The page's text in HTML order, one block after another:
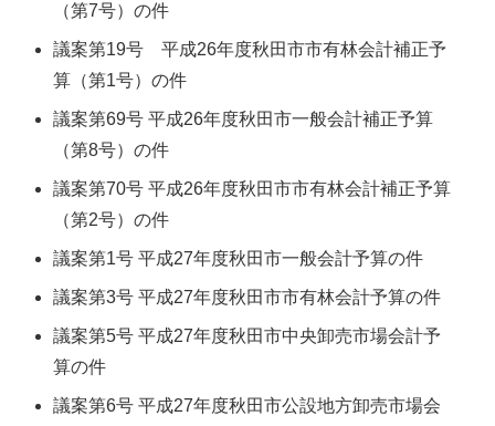
（第7号）の件
議案第19号 平成26年度秋田市市有林会計補正予
算（第1号）の件
議案第69号 平成26年度秋田市一般会計補正予算
（第8号）の件
議案第70号 平成26年度秋田市市有林会計補正予算
（第2号）の件
議案第1号 平成27年度秋田市一般会計予算の件
議案第3号 平成27年度秋田市市有林会計予算の件
議案第5号 平成27年度秋田市中央卸売市場会計予
算の件
議案第6号 平成27年度秋田市公設地方卸売市場会